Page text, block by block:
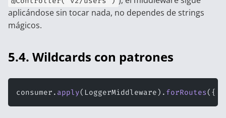
aplicándose sin tocar nada, no dependes de strings
mágicos.
5.4. Wildcards con patrones
consumer. apply(LoggerMiddleware). forRoutes({